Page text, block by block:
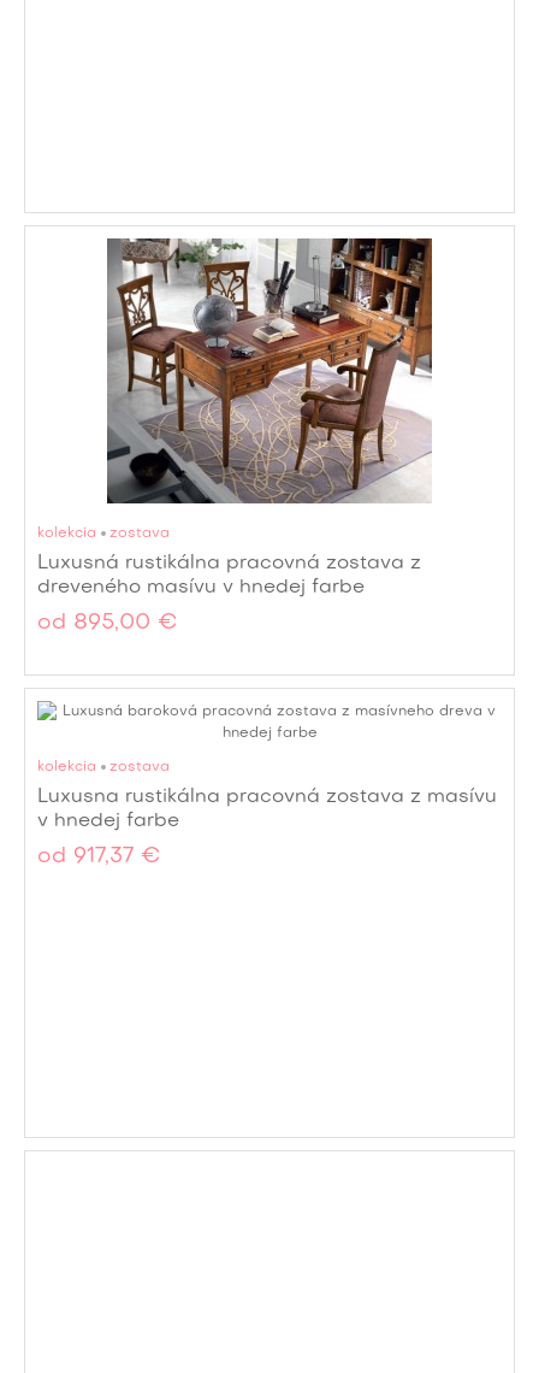
kolekcia zostava
Luxusná rustikálna pracovná zostava z
dreveného masívu v hnedej farbe
od 895,00 €
kolekcia zostava
Luxusna rustikálna pracovná zostava z masívu
v hnedej farbe
od 917,37 €